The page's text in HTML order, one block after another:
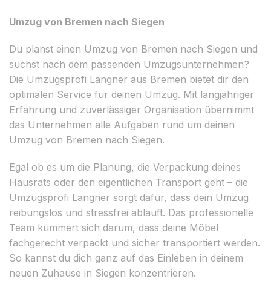
Umzug von Bremen nach Siegen
Du planst einen Umzug von Bremen nach Siegen und
suchst nach dem passenden Umzugsunternehmen?
Die Umzugsprofi Langner aus Bremen bietet dir den
optimalen Service für deinen Umzug. Mit langjähriger
Erfahrung und zuverlässiger Organisation übernimmt
das Unternehmen alle Aufgaben rund um deinen
Umzug von Bremen nach Siegen.
Egal ob es um die Planung, die Verpackung deines
Hausrats oder den eigentlichen Transport geht – die
Umzugsprofi Langner sorgt dafür, dass dein Umzug
reibungslos und stressfrei abläuft. Das professionelle
Team kümmert sich darum, dass deine Möbel
fachgerecht verpackt und sicher transportiert werden.
So kannst du dich ganz auf das Einleben in deinem
neuen Zuhause in Siegen konzentrieren.